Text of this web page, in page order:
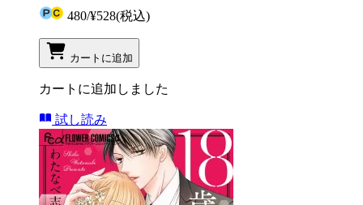
480/¥528(税込)
カートに追加
カートに追加しました
試し読み